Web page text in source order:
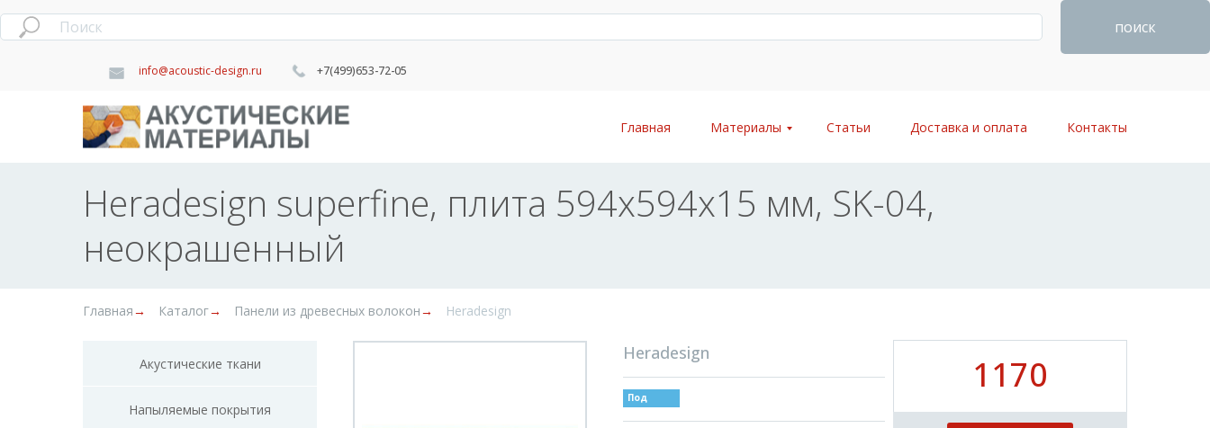
поиск
+7(499)653-72-05
info@acoustic-design.ru
Главная Материалы Статьи Доставка и оплата Контакты
Heradesign superfine, плита 594х594х15 мм, SK-04,
неокрашенный
Главная→ Каталог→ Панели из древесных волокон→ Heradesign
Напыляемые покрытия
Акустические ткани 1170
Heradesign
Под
заказ